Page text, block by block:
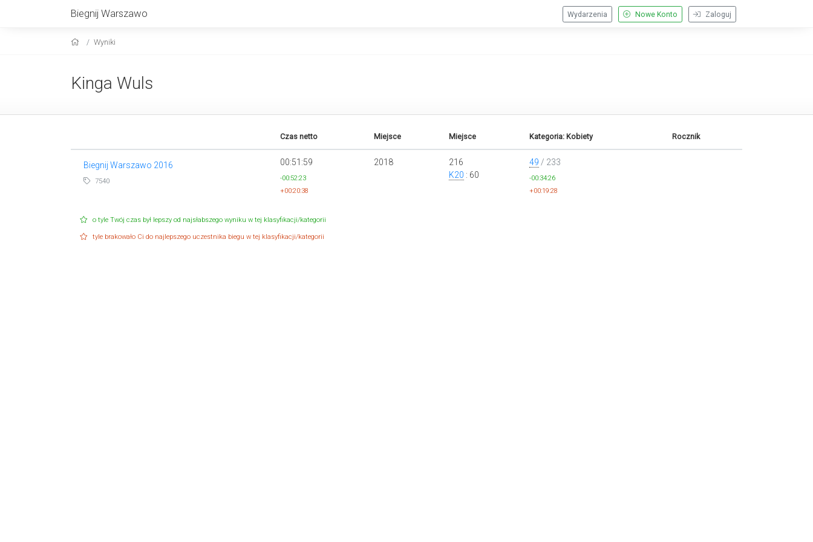
Biegnij Warszawo Zaloguj
Nowe Konto
Wydarzenia
Wyniki
Kinga Wuls
Czas netto Miejsce Miejsce Kategoria: Kobiety Rocznik
Biegnij Warszawo 2016
7540
00:51:59
-00:52:23
+00:20:38
2018
216
K20 : 60
49 / 233
-00:34:26
+00:19:28
o tyle Twój czas był lepszy od najsłabszego wyniku w tej klasyfikacji/kategorii
tyle brakowało Ci do najlepszego uczestnika biegu w tej klasyfikacji/kategorii